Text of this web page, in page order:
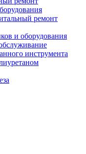
ремонт
и оборудования
инструмента